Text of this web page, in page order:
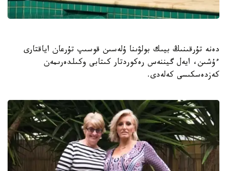
دەنە تۇرقىنىڭ بيىك بولۋىنا ۇلەسىن قوسىپ تۇرعان اياقتارى
ءۇشىن، ايەل گيننەس رەكوردتار كىتابى وكىلدەرىمەن
كەزدەسكىسى كەلەدى.